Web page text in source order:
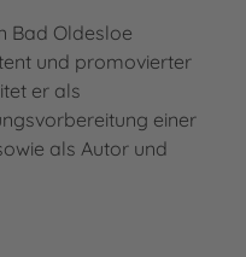
Bad Oldesloe
und promovierter
er als
einer
als Autor und